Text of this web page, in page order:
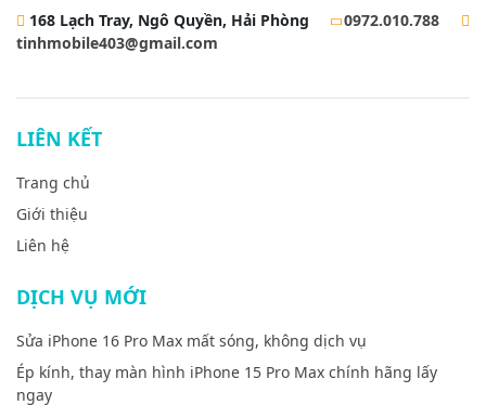
168 Lạch Tray, Ngô Quyền, Hải Phòng
0972.010.788
tinhmobile403@gmail.com
LIÊN KẾT
Trang chủ
Giới thiệu
Liên hệ
DỊCH VỤ MỚI
Sửa iPhone 16 Pro Max mất sóng, không dịch vụ
Ép kính, thay màn hình iPhone 15 Pro Max chính hãng lấy
ngay